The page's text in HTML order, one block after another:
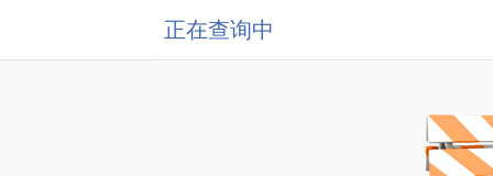
正在查询中